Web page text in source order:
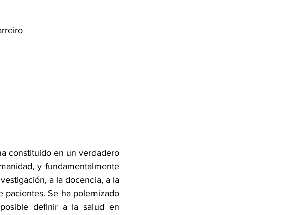
constituido en un verdadero
y fundamentalmente
a la docencia, a la
pacientes. Se ha polemizado
definir a la salud en